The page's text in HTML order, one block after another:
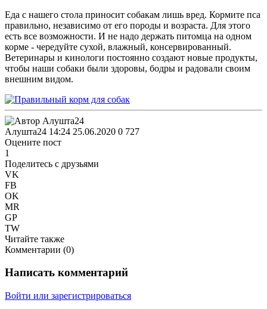
Еда с нашего стола приносит собакам лишь вред. Кормите пса
правильно, независимо от его породы и возраста. Для этого
есть все возможности. И не надо держать питомца на одном
корме - чередуйте сухой, влажный, консервированный.
Ветеринары и кинологи постоянно создают новые продукты,
чтобы наши собаки были здоровы, бодры и радовали своим
внешним видом.
Алушта24 14:24 25.06.2020 0 727
Оцените пост
1
Поделитесь с друзьями
VK
FB
OK
MR
GP
TW
Читайте также
Комментарии (0)
Написать комментарий
Войти или зарегистрироваться